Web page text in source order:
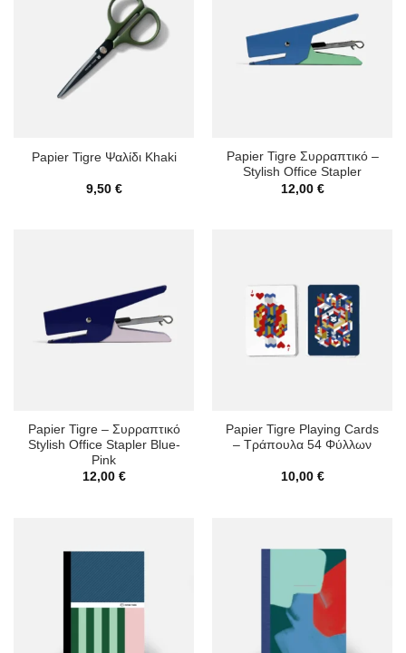
Papier Tigre Ψαλίδι Khaki
9,50 €
Papier Tigre Συρραπτικό –
Stylish Office Stapler
12,00 €
Papier Tigre – Συρραπτικό
Stylish Office Stapler Blue-
Pink
12,00 €
Papier Tigre Playing Cards
– Τράπουλα 54 Φύλλων
10,00 €